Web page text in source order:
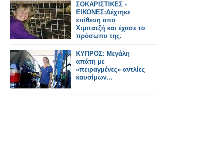
ΣΟΚΑΡΙΣΤΙΚΕΣ -
ΕΙΚΟΝΕΣ:Δέχτηκε
επίθεση απο
Χιμπατζή και έχασε το
πρόσωπο της.
ΚΥΠΡΟΣ: Μεγάλη
απάτη με
«πειραγμένες» αντλίες
καυσίμων...